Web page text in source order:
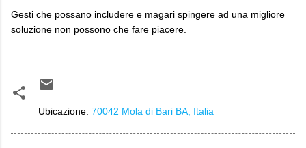
Gesti che possano includere e magari spingere ad una migliore
soluzione non possono che fare piacere.
Ubicazione: 70042 Mola di Bari BA, Italia